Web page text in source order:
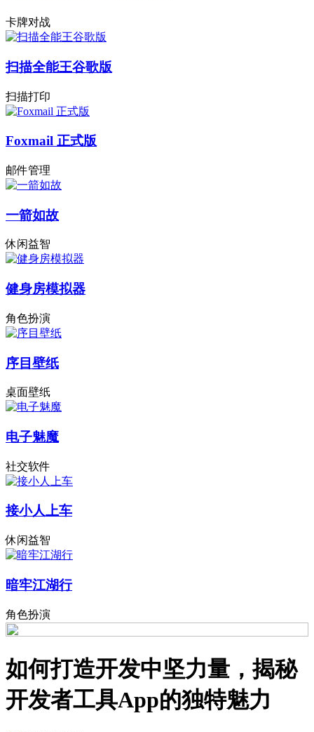
卡牌对战
扫描全能王谷歌版
扫描打印
Foxmail 正式版
邮件管理
一箭如故
休闲益智
健身房模拟器
角色扮演
序目壁纸
桌面壁纸
电子魅魔
社交软件
接小人上车
休闲益智
暗牢江湖行
角色扮演
如何打造开发中坚力量，揭秘
开发者工具App的独特魅力